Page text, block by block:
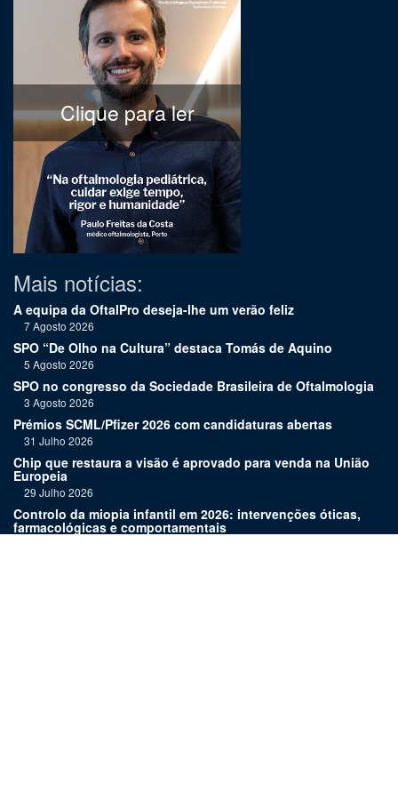
Clique para ler
Mais notícias:
A equipa da OftalPro deseja-lhe um verão feliz
7 Agosto 2026
SPO “De Olho na Cultura” destaca Tomás de Aquino
5 Agosto 2026
SPO no congresso da Sociedade Brasileira de Oftalmologia
3 Agosto 2026
Prémios SCML/Pfizer 2026 com candidaturas abertas
31 Julho 2026
Chip que restaura a visão é aprovado para venda na União
Europeia
29 Julho 2026
Controlo da miopia infantil em 2026: intervenções óticas,
farmacológicas e comportamentais